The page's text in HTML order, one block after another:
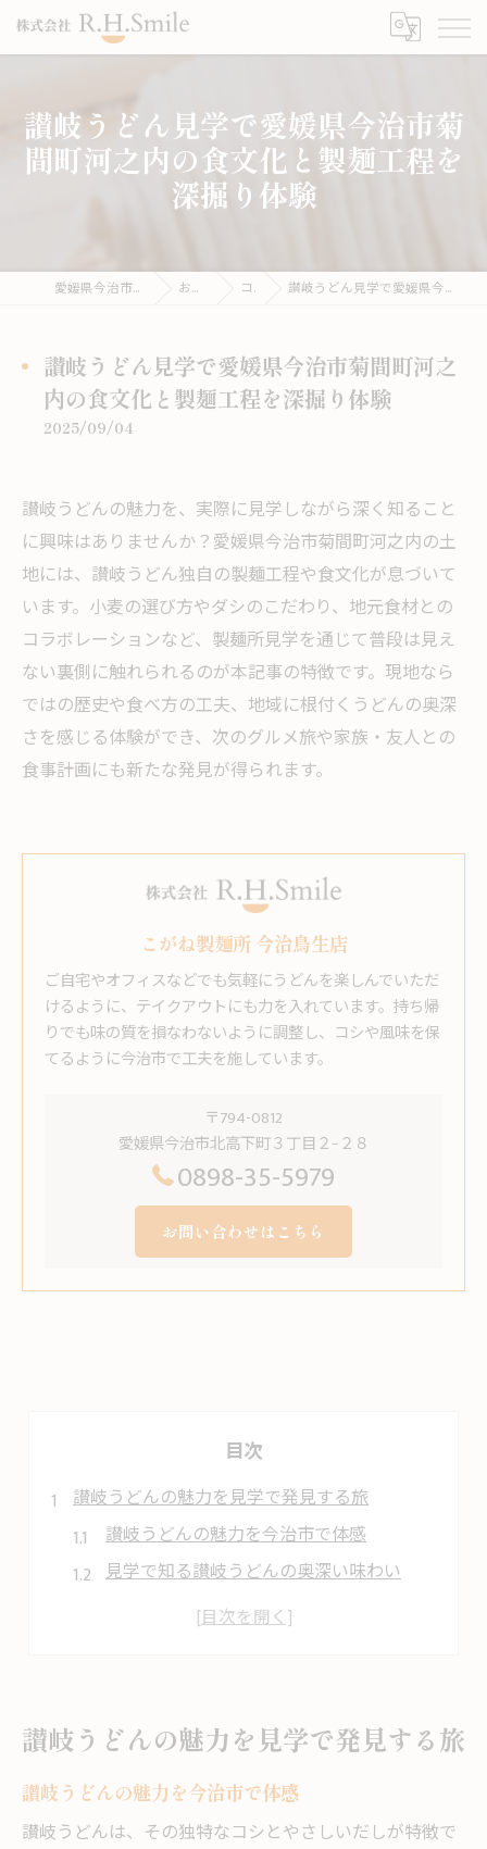
讃岐うどん見学で愛媛県今治市菊
間町河之内の食文化と製麺工程を
深掘り体験
愛媛県今治市のうどんならこがね製麺所 お役立ち情報 コラム 讃岐うどん見学で愛媛県今治市菊間町河之内の食文化と製麺工程を深掘り体験
讃岐うどん見学で愛媛県今治市菊間町河之
内の食文化と製麺工程を深掘り体験
2025/09/04
讃岐うどんの魅力を、実際に見学しながら深く知ること
に興味はありませんか？愛媛県今治市菊間町河之内の土
地には、讃岐うどん独自の製麺工程や食文化が息づいて
います。小麦の選び方やダシのこだわり、地元食材との
コラボレーションなど、製麺所見学を通じて普段は見え
ない裏側に触れられるのが本記事の特徴です。現地なら
ではの歴史や食べ方の工夫、地域に根付くうどんの奥深
さを感じる体験ができ、次のグルメ旅や家族・友人との
食事計画にも新たな発見が得られます。
こがね製麺所 今治鳥生店
ご自宅やオフィスなどでも気軽にうどんを楽しんでいただ
けるように、テイクアウトにも力を入れています。持ち帰
りでも味の質を損なわないように調整し、コシや風味を保
てるように今治市で工夫を施しています。
〒794-0812
愛媛県今治市北高下町３丁目２−２８
0898-35-5979
お問い合わせはこちら
目次
讃岐うどんの魅力を見学で発見する旅
讃岐うどんの魅力を今治市で体感
見学で知る讃岐うどんの奥深い味わい
今治うどんの特徴と人気の理由を探る
見学旅で味わう讃岐うどんの本質
河之内で味わう讃岐うどんの奥深さ
河之内ならではの讃岐うどん体験とは
地元で感じる讃岐うどんの味の個性
讃岐うどんの魅力を見学で発見する旅
讃岐うどんの魅力を今治市で体感
讃岐うどんは、その独特なコシとやさしいだしが特徴で